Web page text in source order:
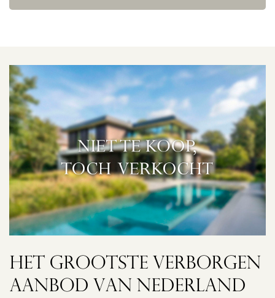
HET GROOTSTE VERBORGEN
AANBOD VAN NEDERLAND